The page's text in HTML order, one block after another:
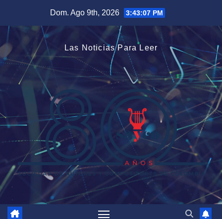
contenido
Dom. Ago 9th, 2026 3:43:07 PM
Las Noticias Para Leer